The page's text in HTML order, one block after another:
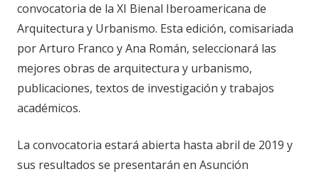
convocatoria de la XI Bienal Iberoamericana de
Arquitectura y Urbanismo. Esta edición, comisariada
por Arturo Franco y Ana Román, seleccionará las
mejores obras de arquitectura y urbanismo,
publicaciones, textos de investigación y trabajos
académicos.
La convocatoria estará abierta hasta abril de 2019 y
sus resultados se presentarán en Asunción